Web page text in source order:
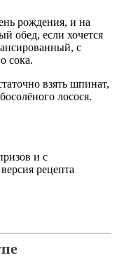
рождения, и на
обед, если хочется
с
сока.
взять шпинат,
лосося.
и с
рецепта